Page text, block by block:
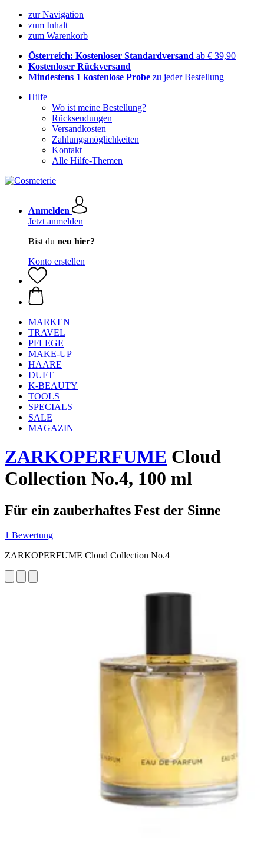
zur Navigation
zum Inhalt
zum Warenkorb
Österreich: Kostenloser Standardversand ab € 39,90
Kostenloser Rückversand
Mindestens 1 kostenlose Probe zu jeder Bestellung
Hilfe
Wo ist meine Bestellung?
Rücksendungen
Versandkosten
Zahlungsmöglichkeiten
Kontakt
Alle Hilfe-Themen
Anmelden
Jetzt anmelden
Bist du neu hier?
Konto erstellen
MARKEN
TRAVEL
PFLEGE
MAKE-UP
HAARE
DUFT
K-BEAUTY
TOOLS
SPECIALS
SALE
MAGAZIN
ZARKOPERFUME Cloud
Collection No.4, 100 ml
Für ein zauberhaftes Fest der Sinne
1 Bewertung
ZARKOPERFUME Cloud Collection No.4